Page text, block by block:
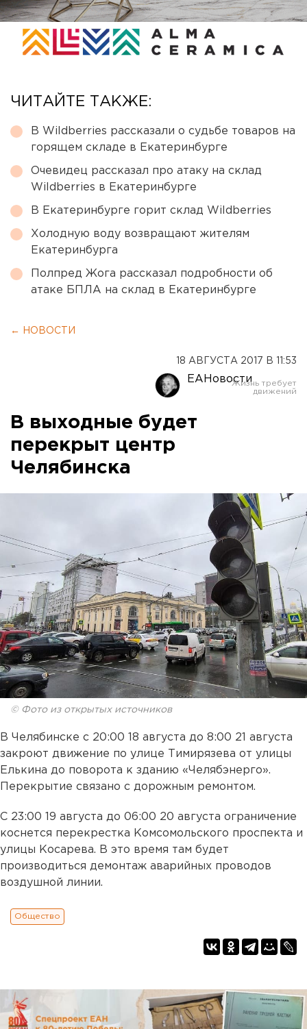
ЧИТАЙТЕ ТАКЖЕ:
В Wildberries рассказали о судьбе товаров на
горящем складе в Екатеринбурге
Очевидец рассказал про атаку на склад
Wildberries в Екатеринбурге
В Екатеринбурге горит склад Wildberries
Холодную воду возвращают жителям
Екатеринбурга
Полпред Жога рассказал подробности об
атаке БПЛА на склад в Екатеринбурге
← НОВОСТИ
18 АВГУСТА 2017 В 11:53
ЕАНовости
В выходные будет
перекрыт центр
Челябинска
© Фото из открытых источников
В Челябинске с 20:00 18 августа до 8:00 21 августа
закроют движение по улице Тимирязева от улицы
Елькина до поворота к зданию «Челябэнерго».
Перекрытие связано с дорожным ремонтом.
С 23:00 19 августа до 06:00 20 августа ограничение
коснется перекрестка Комсомольского проспекта и
улицы Косарева. В это время там будет
производиться демонтаж аварийных проводов
воздушной линии.
Общество